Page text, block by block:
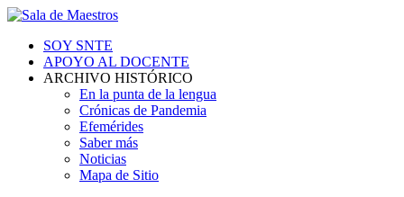
SOY SNTE
APOYO AL DOCENTE
ARCHIVO HISTÓRICO
En la punta de la lengua
Crónicas de Pandemia
Efemérides
Saber más
Noticias
Mapa de Sitio